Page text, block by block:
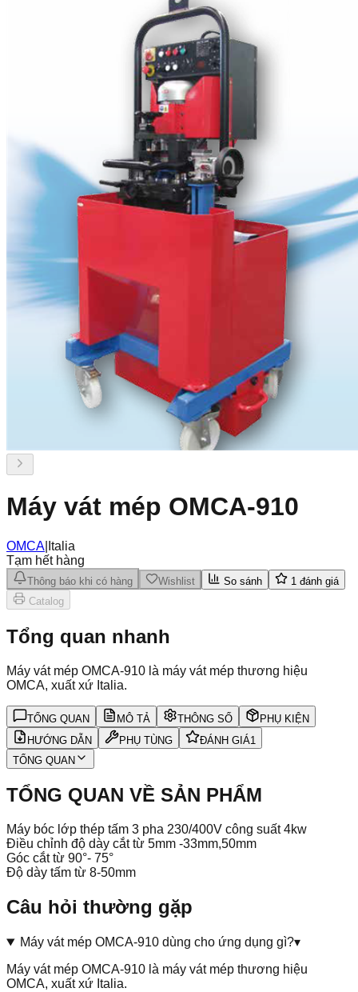
Máy vát mép OMCA-910
OMCA Italia
Tạm hết hàng
Thông báo khi có hàng Wishlist So sánh 1 đánh giá
Catalog
Tổng quan nhanh
Máy vát mép OMCA-910 là máy vát mép thương hiệu
OMCA, xuất xứ Italia.
TỔNG QUAN MÔ TẢ THÔNG SỐ
PHỤ KIỆN
HƯỚNG DẪN
PHỤ TÙNG ĐÁNH GIÁ1
TỔNG QUAN
TỔNG QUAN VỀ SẢN PHẨM
Máy bóc lớp thép tấm 3 pha 230/400V công suất 4kw
Điều chỉnh độ dày cắt từ 5mm -33mm,50mm
Góc cắt từ 90°- 75°
Độ dày tấm từ 8-50mm
Câu hỏi thường gặp
Máy vát mép OMCA-910 dùng cho ứng dụng gì?▾
Máy vát mép OMCA-910 là máy vát mép thương hiệu
OMCA, xuất xứ Italia.